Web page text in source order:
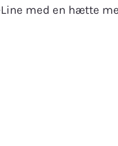
med en hætte